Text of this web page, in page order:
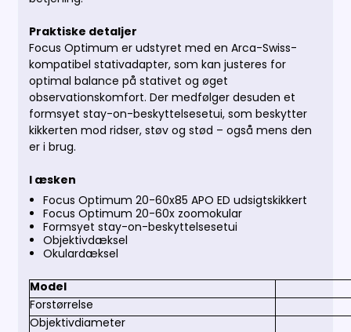
Praktiske detaljer
Focus Optimum er udstyret med en Arca-Swiss-
kompatibel stativadapter, som kan justeres for
optimal balance på stativet og øget
observationskomfort. Der medfølger desuden et
formsyet stay-on-beskyttelsesetui, som beskytter
kikkerten mod ridser, støv og stød – også mens den
er i brug.
I æsken
Focus Optimum 20-60x85 APO ED udsigtskikkert
Focus Optimum 20-60x zoomokular
Formsyet stay-on-beskyttelsesetui
Objektivdæksel
Okulardæksel
Model
Forstørrelse
Objektivdiameter